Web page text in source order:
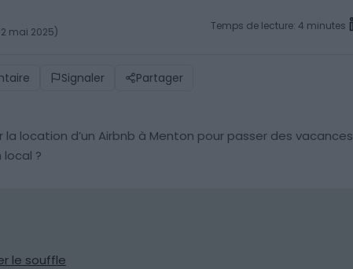
mai 2025) Temps de lecture: 4 minutes
Signaler Partager
la location d’un Airbnb à Menton pour passer des vacances
?
le souffle